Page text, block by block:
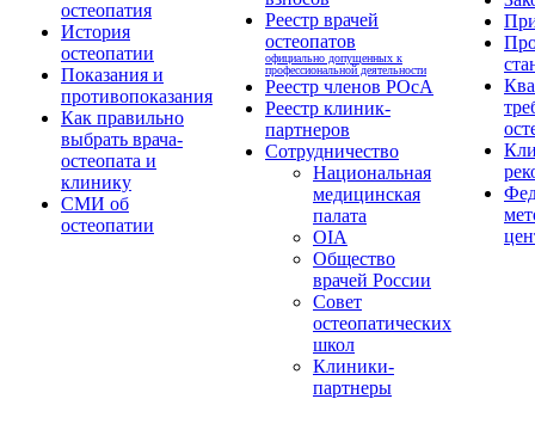
остеопатия
История
остеопатии
Показания и
противопоказания
Как правильно
выбрать врача-
остеопата и
клинику
СМИ об
остеопатии
Реестр врачей
остеопатов
официально допущенных к
профессиональной деятельности
Реестр членов РОсА
Реестр клиник-
партнеров
Сотрудничество
Национальная
медицинская
палата
OIA
Общество
врачей России
Совет
остеопатических
школ
Клиники-
партнеры